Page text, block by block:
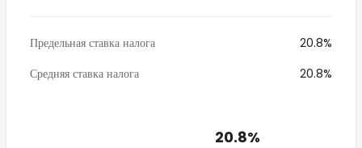
Предельная ставка налога
20.8%
Средняя ставка налога
20.8%
20.8%